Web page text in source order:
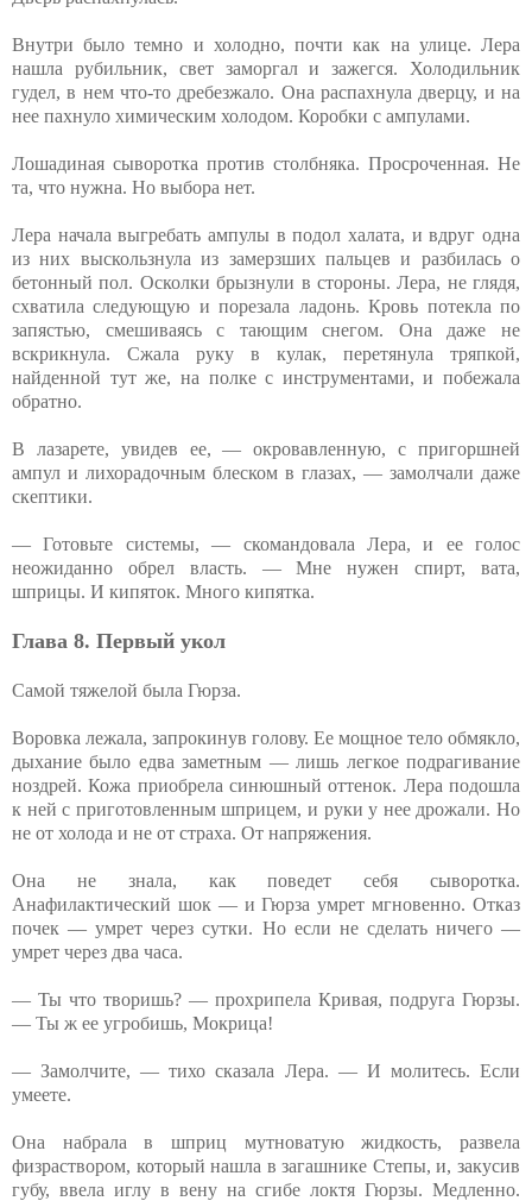
Внутри было темно и холодно, почти как на улице. Лера
нашла рубильник, свет заморгал и зажегся. Холодильник
гудел, в нем что-то дребезжало. Она распахнула дверцу, и на
нее пахнуло химическим холодом. Коробки с ампулами.
Лошадиная сыворотка против столбняка. Просроченная. Не
та, что нужна. Но выбора нет.
Лера начала выгребать ампулы в подол халата, и вдруг одна
из них выскользнула из замерзших пальцев и разбилась о
бетонный пол. Осколки брызнули в стороны. Лера, не глядя,
схватила следующую и порезала ладонь. Кровь потекла по
запястью, смешиваясь с тающим снегом. Она даже не
вскрикнула. Сжала руку в кулак, перетянула тряпкой,
найденной тут же, на полке с инструментами, и побежала
обратно.
В лазарете, увидев ее, — окровавленную, с пригоршней
ампул и лихорадочным блеском в глазах, — замолчали даже
скептики.
— Готовьте системы, — скомандовала Лера, и ее голос
неожиданно обрел власть. — Мне нужен спирт, вата,
шприцы. И кипяток. Много кипятка.
Глава 8. Первый укол
Самой тяжелой была Гюрза.
Воровка лежала, запрокинув голову. Ее мощное тело обмякло,
дыхание было едва заметным — лишь легкое подрагивание
ноздрей. Кожа приобрела синюшный оттенок. Лера подошла
к ней с приготовленным шприцем, и руки у нее дрожали. Но
не от холода и не от страха. От напряжения.
Она не знала, как поведет себя сыворотка.
Анафилактический шок — и Гюрза умрет мгновенно. Отказ
почек — умрет через сутки. Но если не сделать ничего —
умрет через два часа.
— Ты что творишь? — прохрипела Кривая, подруга Гюрзы.
— Ты ж ее угробишь, Мокрица!
— Замолчите, — тихо сказала Лера. — И молитесь. Если
умеете.
Она набрала в шприц мутноватую жидкость, развела
физраствором, который нашла в загашнике Степы, и, закусив
губу, ввела иглу в вену на сгибе локтя Гюрзы. Медленно.